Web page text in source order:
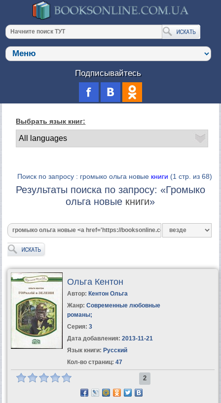
Подписывайтесь
Выбрать язык книг:
Поиск по запросу : громыко ольга новые книги (1 стр. из 68)
Результаты поиска по запросу: «Громыко
ольга новые книги»
Ольга Кентон
Автор: Кентон Ольга
Жанр: Современные любовные
романы;
Серия: 3
Дата добавления: 2013-11-21
Язык книги: Русский
Кол-во страниц: 47
2